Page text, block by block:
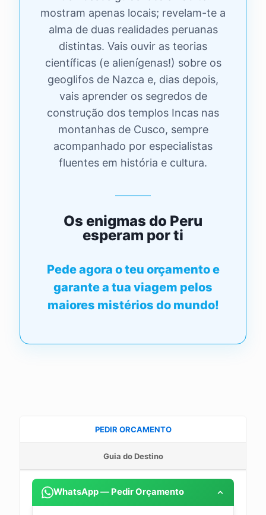
mostram apenas locais; revelam-te a
alma de duas realidades peruanas
distintas. Vais ouvir as teorias
científicas (e alienígenas!) sobre os
geoglifos de Nazca e, dias depois,
vais aprender os segredos de
construção dos templos Incas nas
montanhas de Cusco, sempre
acompanhado por especialistas
fluentes em história e cultura.
Os enigmas do Peru
esperam por ti
Pede agora o teu orçamento e
garante a tua viagem pelos
maiores mistérios do mundo!
PEDIR ORCAMENTO
Guia do Destino
WhatsApp — Pedir Orçamento